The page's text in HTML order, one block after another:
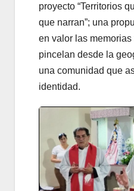
proyecto “Territorios
que narran”; una
en valor las
pincelan desde la
una comunidad que
identidad.